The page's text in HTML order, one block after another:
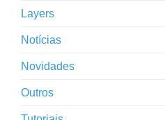
Layers
Notícias
Novidades
Outros